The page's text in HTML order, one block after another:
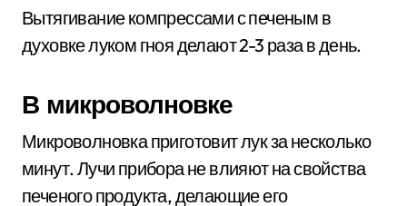
Вытягивание компрессами с печеным в
духовке луком гноя делают 2-3 раза в день.
В микроволновке
Микроволновка приготовит лук за несколько
минут. Лучи прибора не влияют на свойства
печеного продукта, делающие его